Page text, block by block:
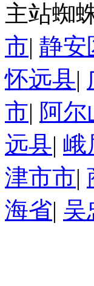
主站蜘
市| 静安
怀远县|
市| 阿尔
远县| 峨
津市市|
海省| 吴